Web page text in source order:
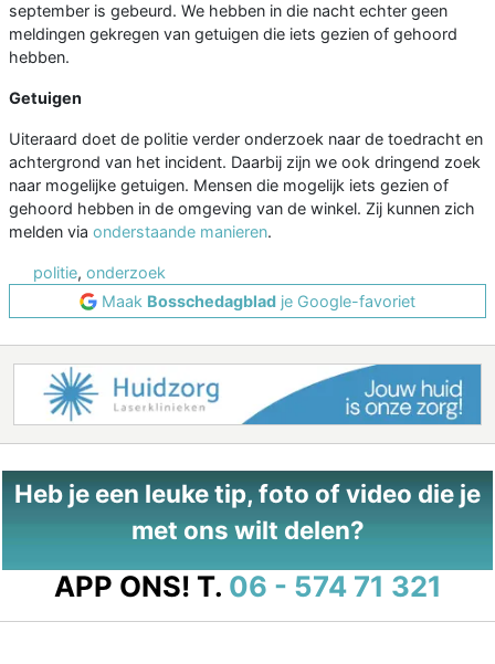
september is gebeurd. We hebben in die nacht echter geen
meldingen gekregen van getuigen die iets gezien of gehoord
hebben.
Getuigen
Uiteraard doet de politie verder onderzoek naar de toedracht en
achtergrond van het incident. Daarbij zijn we ook dringend zoek
naar mogelijke getuigen. Mensen die mogelijk iets gezien of
gehoord hebben in de omgeving van de winkel. Zij kunnen zich
melden via onderstaande manieren.
politie, onderzoek
Maak Bosschedagblad je Google-favoriet
Heb je een leuke tip, foto of video die je
met ons wilt delen?
APP ONS! T. 06 - 574 71 321